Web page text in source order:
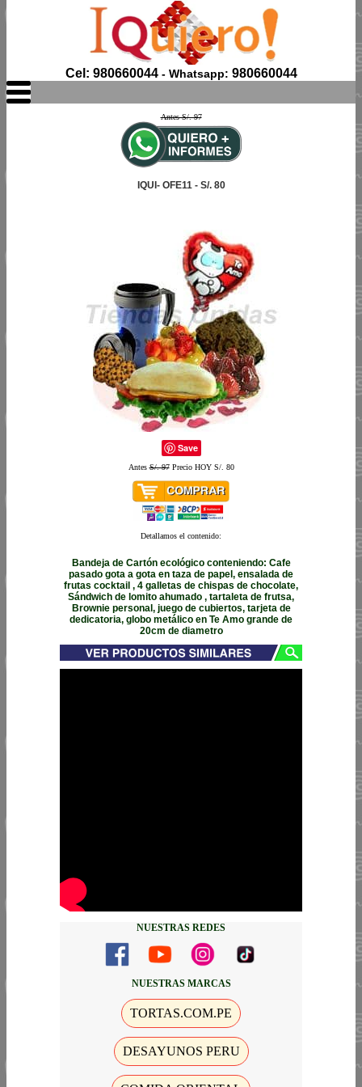
Cel: 980660044- Whatsapp: 980660044
Antes S/. 97
IQUI- OFE11 - S/. 80
Save
AntesS/. 97Precio HOY S/. 80
Detallamos el contenido:
Bandeja de Cartón ecológico conteniendo: Cafe
pasado gota a gota en taza de papel, ensalada de
frutas cocktail , 4 galletas de chispas de chocolate,
Sándwich de lomito ahumado , tartaleta de frutsa,
Brownie personal, juego de cubiertos, tarjeta de
dedicatoria, globo metálico en Te Amo grande de
20cm de diametro
NUESTRAS REDES
NUESTRAS MARCAS
TORTAS.COM.PE
DESAYUNOS PERU